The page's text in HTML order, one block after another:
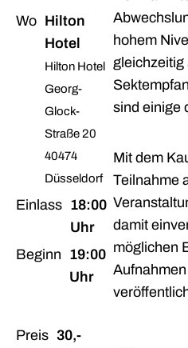
Wo Hilton
Hotel
Hilton Hotel
Georg-
Glock-
Straße 20
40474
Düsseldorf
Einlass 18:00
Uhr
Beginn 19:00
Uhr
Preis 30,-
hohem
gleichzeitig
sind einige
Mit dem
Teilnahme
damit
möglichen